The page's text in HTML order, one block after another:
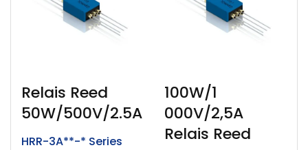
Relais Reed
50W/500V/2.5A
HRR-3A**-* Series
100W/1
000V/2,5A
Relais Reed